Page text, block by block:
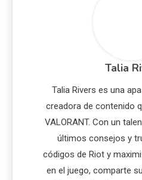
Talia
Talia Rivers es una
creadora de contenido
VALORANT. Con un
últimos consejos y
códigos de Riot y
en el juego, comparte